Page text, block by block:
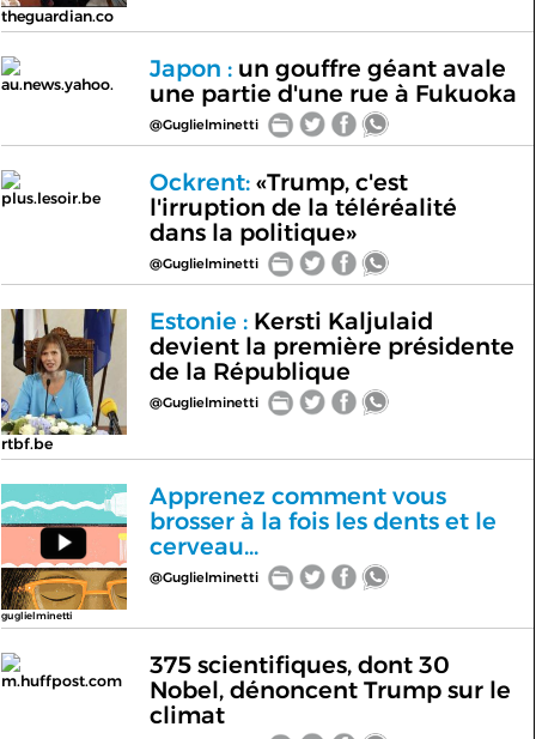
theguardian.co
au.news.yahoo.
Japon :un gouffre géant avale
une partie d'une rue à Fukuoka
@Guglielminetti
plus.lesoir.be
Ockrent:«Trump, c'est
l'irruption de la téléréalité
dans la politique»
@Guglielminetti
rtbf.be
Estonie :Kersti Kaljulaid
devient la première présidente
de la République
@Guglielminetti
guglielminetti
Apprenez comment vous
brosser à la fois les dents et le
cerveau...
@Guglielminetti
m.huffpost.com
375 scientifiques, dont 30
Nobel, dénoncent Trump sur le
climat